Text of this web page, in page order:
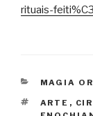
rituais-
MAGIA
TAGS
ARTE ,